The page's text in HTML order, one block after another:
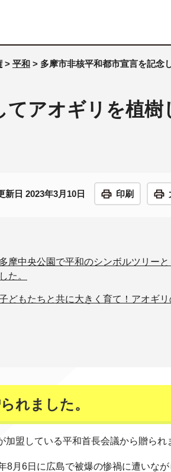
> 平和 > 多摩市非核平和都市宣言を記念
てアオギリを植樹
日 2023年3月10日 印刷
多摩中央公園で平和のシンボルツリーと
した。
どもたちと共に大きく育て！アオギリ
れました。
加盟している平和首長会議から贈られ
8月6日に広島で被爆の惨禍に遭いな